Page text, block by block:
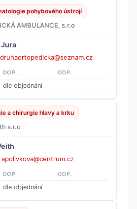
pohybového ústrojí
AMBULANCE, s.r.o
Jura
druhaortopedicka@seznam.cz
DOP. ODP.
dle objednání
a chirurgie hlavy a krku
s.r.o
apolivkova@centrum.cz
DOP. ODP.
dle objednání